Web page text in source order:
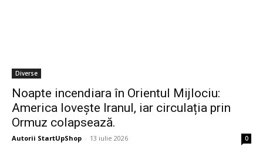
Diverse
Noapte incendiara în Orientul Mijlociu:
America lovește Iranul, iar circulația prin
Ormuz colapsează.
Autorii StartUpShop - 13 iulie 2026 0